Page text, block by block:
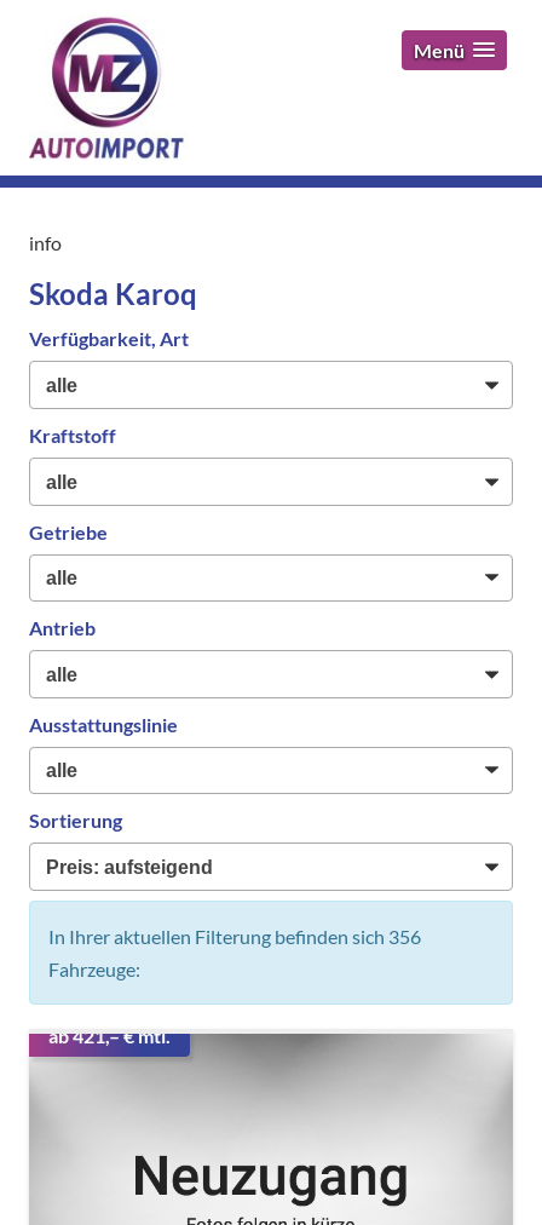
Menü
info
Skoda Karoq
Verfügbarkeit, Art
Kraftstoff
Getriebe
Antrieb
Ausstattungslinie
Sortierung
In Ihrer aktuellen Filterung befinden sich 356
Fahrzeuge:
ab 421,– € mtl.